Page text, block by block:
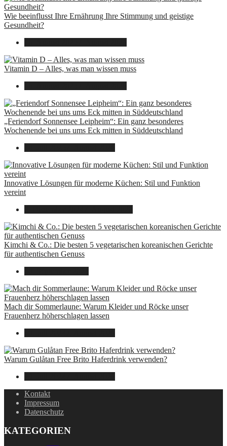
Wie beeinflusst Ihre Ernährung Ihre Stimmung und geistige
Gesundheit?
Vitamin D – Alles, was man wissen muss
„Feriendorf Sonnensee Leipheim“: Ein ganz besonderes
Wochenende bei uns ums Eck mitten in Süddeutschland
Innovative Lösungen für moderne Küchen: Stil und Funktion
vereint
Kimchi & Co.: Die besten 5 vegetarischen koreanischen Gerichte
für authentischen Genuss
Mach dir Sommerlaune: Warum Kleider und Röcke unser
Frauenherz höherschlagen lassen
Warum Gulåtan Free Brito Haferdrink verwenden?
Kontakt
Impressum
Datenschutz
KATEGORIEN